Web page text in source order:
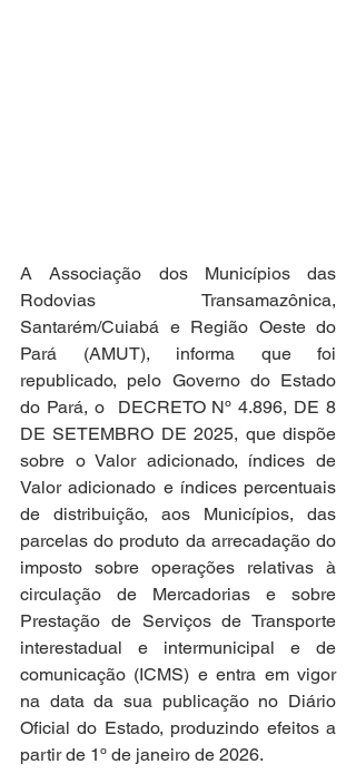
A Associação dos Municípios das
Rodovias Transamazônica,
Santarém/Cuiabá e Região Oeste do
Pará (AMUT), informa que foi
republicado, pelo Governo do Estado
do Pará, o  DECRETO Nº 4.896, DE 8
DE SETEMBRO DE 2025, que dispõe
sobre o Valor adicionado, índices de
Valor adicionado e índices percentuais
de distribuição, aos Municípios, das
parcelas do produto da arrecadação do
imposto sobre operações relativas à
circulação de Mercadorias e sobre
Prestação de Serviços de Transporte
interestadual e intermunicipal e de
comunicação (ICMS) e entra em vigor
na data da sua publicação no Diário
Oficial do Estado, produzindo efeitos a
partir de 1º de janeiro de 2026.